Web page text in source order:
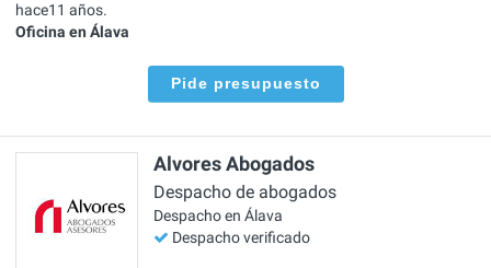
hace11 años.
Oficina en Álava
Pide presupuesto
Alvores Abogados
Despacho de abogados
Despacho en Álava
Despacho verificado